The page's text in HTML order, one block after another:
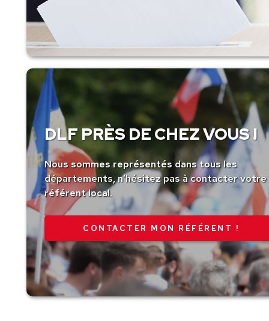
DLF PRÈS DE CHEZ VOUS !
Nous sommes représentés dans tous les
départements, n’hésitez pas à contacter votre
référent local.
CONTACTER MON RÉFÉRENT !